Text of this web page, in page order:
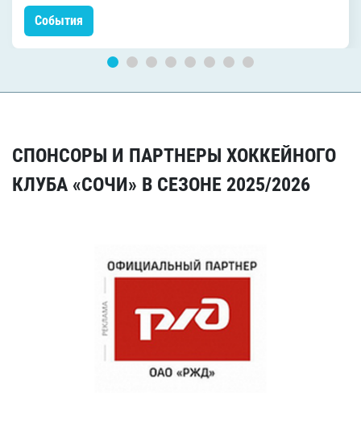
События
СПОНСОРЫ И ПАРТНЕРЫ ХОККЕЙНОГО
КЛУБА «СОЧИ» В СЕЗОНЕ 2025/2026